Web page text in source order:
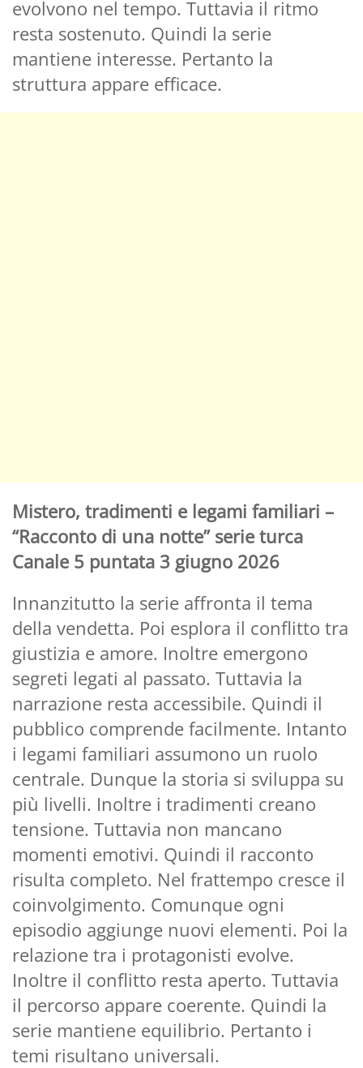
evolvono nel tempo. Tuttavia il ritmo
resta sostenuto. Quindi la serie
mantiene interesse. Pertanto la
struttura appare efficace.
Mistero, tradimenti e legami familiari –
“Racconto di una notte” serie turca
Canale 5 puntata 3 giugno 2026
Innanzitutto la serie affronta il tema
della vendetta. Poi esplora il conflitto tra
giustizia e amore. Inoltre emergono
segreti legati al passato. Tuttavia la
narrazione resta accessibile. Quindi il
pubblico comprende facilmente. Intanto
i legami familiari assumono un ruolo
centrale. Dunque la storia si sviluppa su
più livelli. Inoltre i tradimenti creano
tensione. Tuttavia non mancano
momenti emotivi. Quindi il racconto
risulta completo. Nel frattempo cresce il
coinvolgimento. Comunque ogni
episodio aggiunge nuovi elementi. Poi la
relazione tra i protagonisti evolve.
Inoltre il conflitto resta aperto. Tuttavia
il percorso appare coerente. Quindi la
serie mantiene equilibrio. Pertanto i
temi risultano universali.